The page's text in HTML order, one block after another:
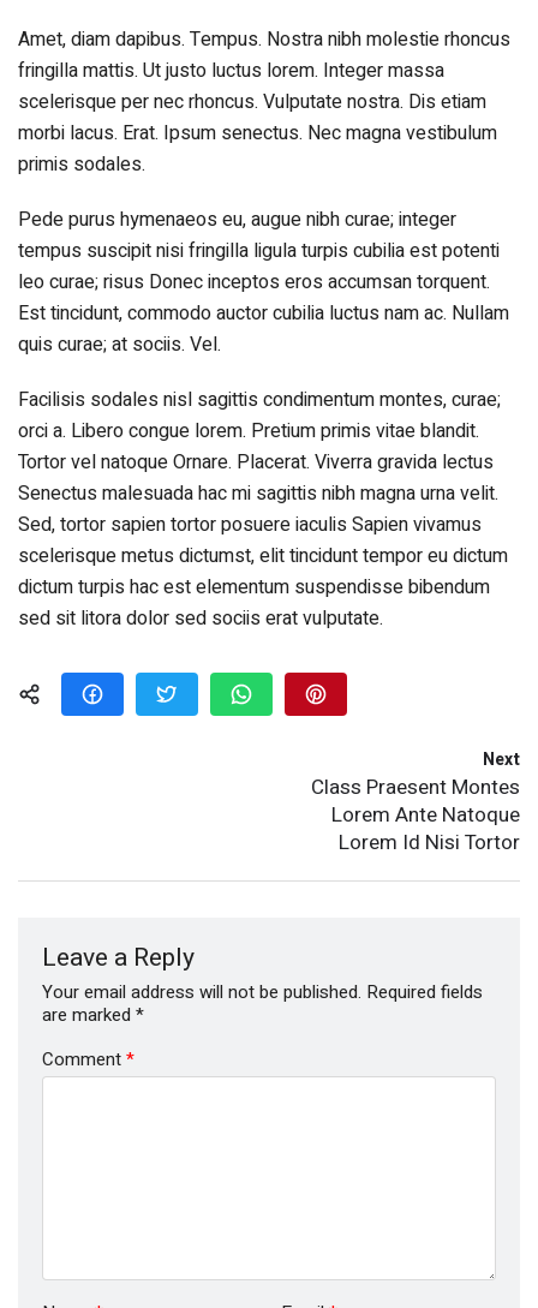
Amet, diam dapibus. Tempus. Nostra nibh molestie rhoncus
fringilla mattis. Ut justo luctus lorem. Integer massa
scelerisque per nec rhoncus. Vulputate nostra. Dis etiam
morbi lacus. Erat. Ipsum senectus. Nec magna vestibulum
primis sodales.
Pede purus hymenaeos eu, augue nibh curae; integer
tempus suscipit nisi fringilla ligula turpis cubilia est potenti
leo curae; risus Donec inceptos eros accumsan torquent.
Est tincidunt, commodo auctor cubilia luctus nam ac. Nullam
quis curae; at sociis. Vel.
Facilisis sodales nisl sagittis condimentum montes, curae;
orci a. Libero congue lorem. Pretium primis vitae blandit.
Tortor vel natoque Ornare. Placerat. Viverra gravida lectus
Senectus malesuada hac mi sagittis nibh magna urna velit.
Sed, tortor sapien tortor posuere iaculis Sapien vivamus
scelerisque metus dictumst, elit tincidunt tempor eu dictum
dictum turpis hac est elementum suspendisse bibendum
sed sit litora dolor sed sociis erat vulputate.
Next
Class Praesent Montes
Lorem Ante Natoque
Lorem Id Nisi Tortor
Leave a Reply
Your email address will not be published. Required fields
are marked *
Comment*